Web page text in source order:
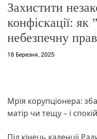
Захистити
конфіскації:
небезпечну
18 Березня, 2025
Мрія корупціонера:
матір чи тещу – і